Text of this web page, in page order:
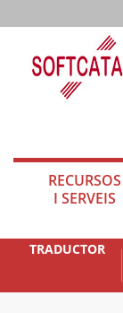
RECURSOS
I SERVEIS
TRADUCTOR